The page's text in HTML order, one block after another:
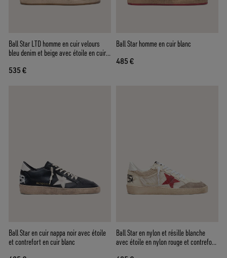
Ball Star LTD homme en cuir velours
bleu denim et beige avec étoile en cuir
535 €
Ball Star homme en cuir blanc
485 €
Ball Star en cuir nappa noir avec étoile
et contrefort en cuir blanc
Ball Star en nylon et résille blanche
avec étoile en nylon rouge et contrefort